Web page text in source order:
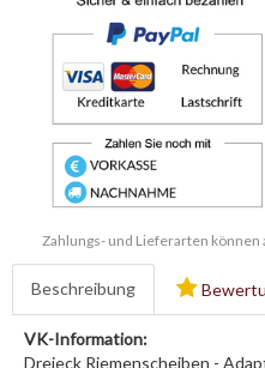
Zahlungs- und Lieferarten können
Beschreibung
VK-Information:
Dreieck Riemenscheiben -